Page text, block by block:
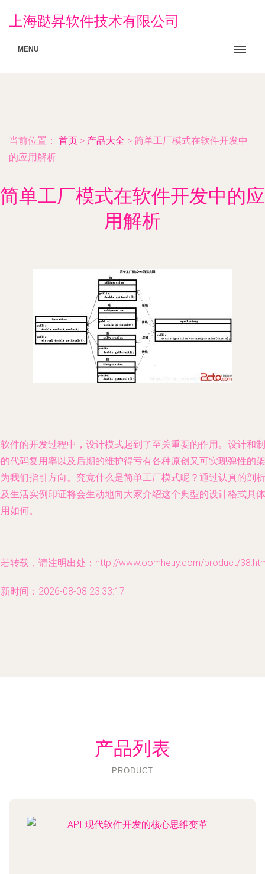
上海跶昇软件技术有限公司
MENU
当前位置： 首页 > 产品大全 > 简单工厂模式在软件开发中
的应用解析
简单工厂模式在软件开发中的应
用解析
件的开发过程中，设计模式起到了至关重要的作用。设计和制
代码复用率以及后期的维护得亏有各种原创又可实现弹性的架
我们指引方向。究竟什么是简单工厂模式呢？通过认真的剖析
生活实例印证将会生动地向大家介绍这个典型的设计格式具体
如何。
转载，请注明出处：http://www.oomheuy.com/product/
时间：2026-08-08 23:33:17
产品列表
PRODUCT